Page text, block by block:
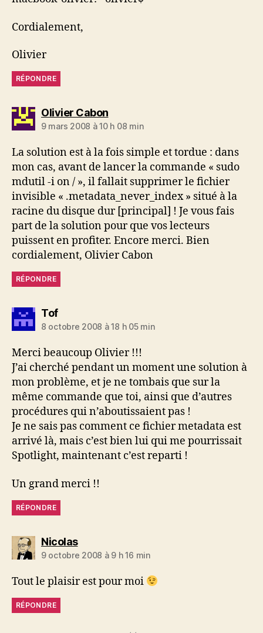
Cordialement,
Olivier
RÉPONDRE
Olivier Cabondit :
9 mars 2008 à 10 h 08 min
La solution est à la fois simple et tordue : dans
mon cas, avant de lancer la commande « sudo
mdutil -i on / », il fallait supprimer le fichier
invisible « .metadata_never_index » situé à la
racine du disque dur [principal] ! Je vous fais
part de la solution pour que vos lecteurs
puissent en profiter. Encore merci. Bien
cordialement, Olivier Cabon
RÉPONDRE
Tofdit :
8 octobre 2008 à 18 h 05 min
Merci beaucoup Olivier !!!
J’ai cherché pendant un moment une solution à
mon problème, et je ne tombais que sur la
même commande que toi, ainsi que d’autres
procédures qui n’aboutissaient pas !
Je ne sais pas comment ce fichier metadata est
arrivé là, mais c’est bien lui qui me pourrissait
Spotlight, maintenant c’est reparti !
Un grand merci !!
RÉPONDRE
Nicolasdit :
9 octobre 2008 à 9 h 16 min
Tout le plaisir est pour moi
RÉPONDRE